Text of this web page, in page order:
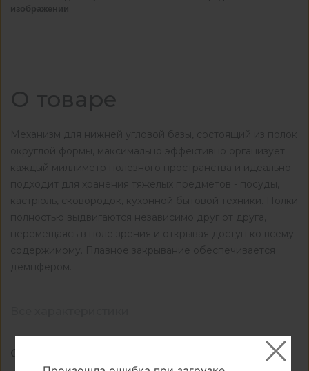
изображении
О товаре
Механизм для нижней угловой базы, состоящий из полок
округлой формы, максимально эффективно организует
каждый миллиметр полезного пространства и идеально
подходит для хранения тяжелых предметов - посуды,
кастрюль, сковородок, кухонной бытовой техники. Полки
полностью выдвигаются независимо друг от друга,
перемещаясь в поле зрения и открывая доступ ко всему
содержимому. Плавное закрывание обеспечивается
демпфером.
Основные